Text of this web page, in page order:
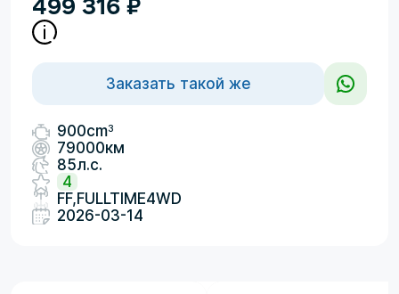
Заказать такой же
900cm3
79000км
85л.с.
4
FF,FULLTIME4WD
2026-03-14